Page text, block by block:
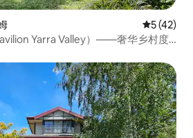
平均评分
5 (42)
Yarra Valley）——奢华乡村度